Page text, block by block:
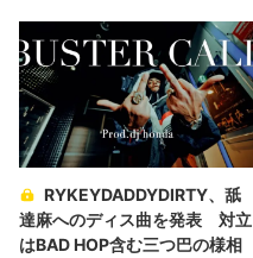
RYKEYDADDYDIRTY、舐
達麻へのディス曲を発表 対立
はBAD HOP含む三つ巴の様相